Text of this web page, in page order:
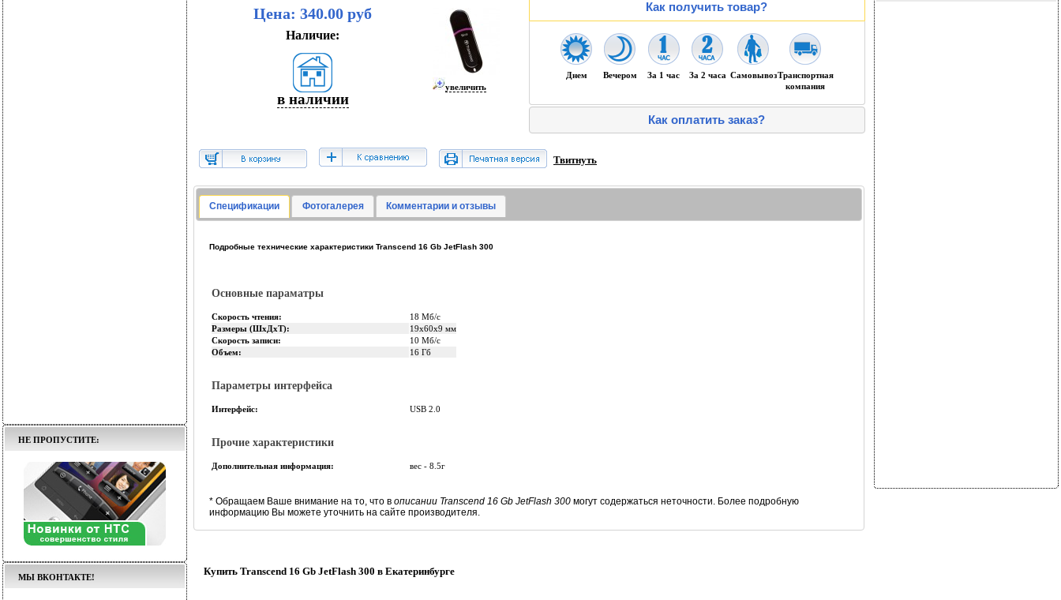
НЕ ПРОПУСТИТЕ:
МЫ ВКОНТАКТЕ!
Цена: 340.00 руб
Наличие:
в наличии
увеличить
Как получить товар?
Днем Вечером За 1 час За 2 часа СамовывозТранспортная
компания
Как оплатить заказ?
Твитнуть
Спецификации Фотогалерея Комментарии и отзывы
Подробные технические характеристики Transcend 16 Gb JetFlash 300
Основные параматры
Скорость чтения:
18 Мб/с
Размеры (ШхДхТ):
19x60x9 мм
Скорость записи:
10 Мб/с
Объем:
16 Гб
Параметры интерфейса
Интерфейс: USB 2.0
Прочие характеристики
Дополнительная информация: вес - 8.5г
* Обращаем Ваше внимание на то, что вописании Transcend 16 Gb JetFlash 300 могут содержаться неточности. Более подробную
информацию Вы можете уточнить на сайте производителя.
Купить Transcend 16 Gb JetFlash 300 в Екатеринбурге